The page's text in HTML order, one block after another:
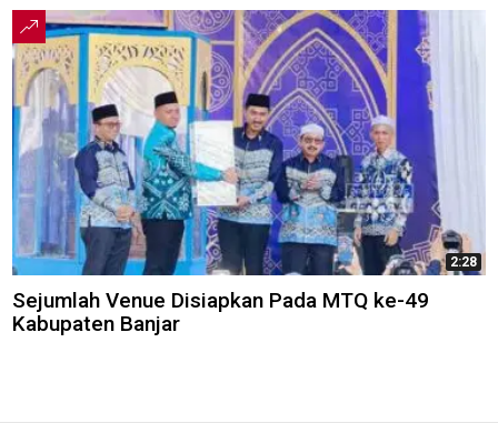
2:28
Sejumlah Venue Disiapkan Pada MTQ ke-49
Kabupaten Banjar